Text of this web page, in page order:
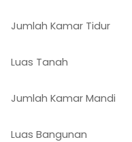
Jumlah Kamar Tidur
Luas Tanah
Jumlah Kamar Mandi
Luas Bangunan